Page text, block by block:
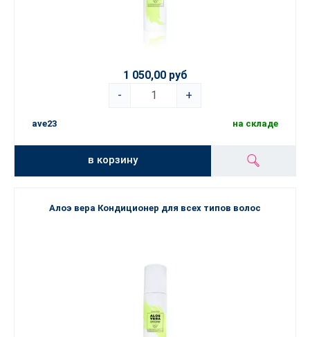
1 050,00 руб
-
+
ave23 на складе
в корзину
Алоэ вера Кондиционер для всех типов волос